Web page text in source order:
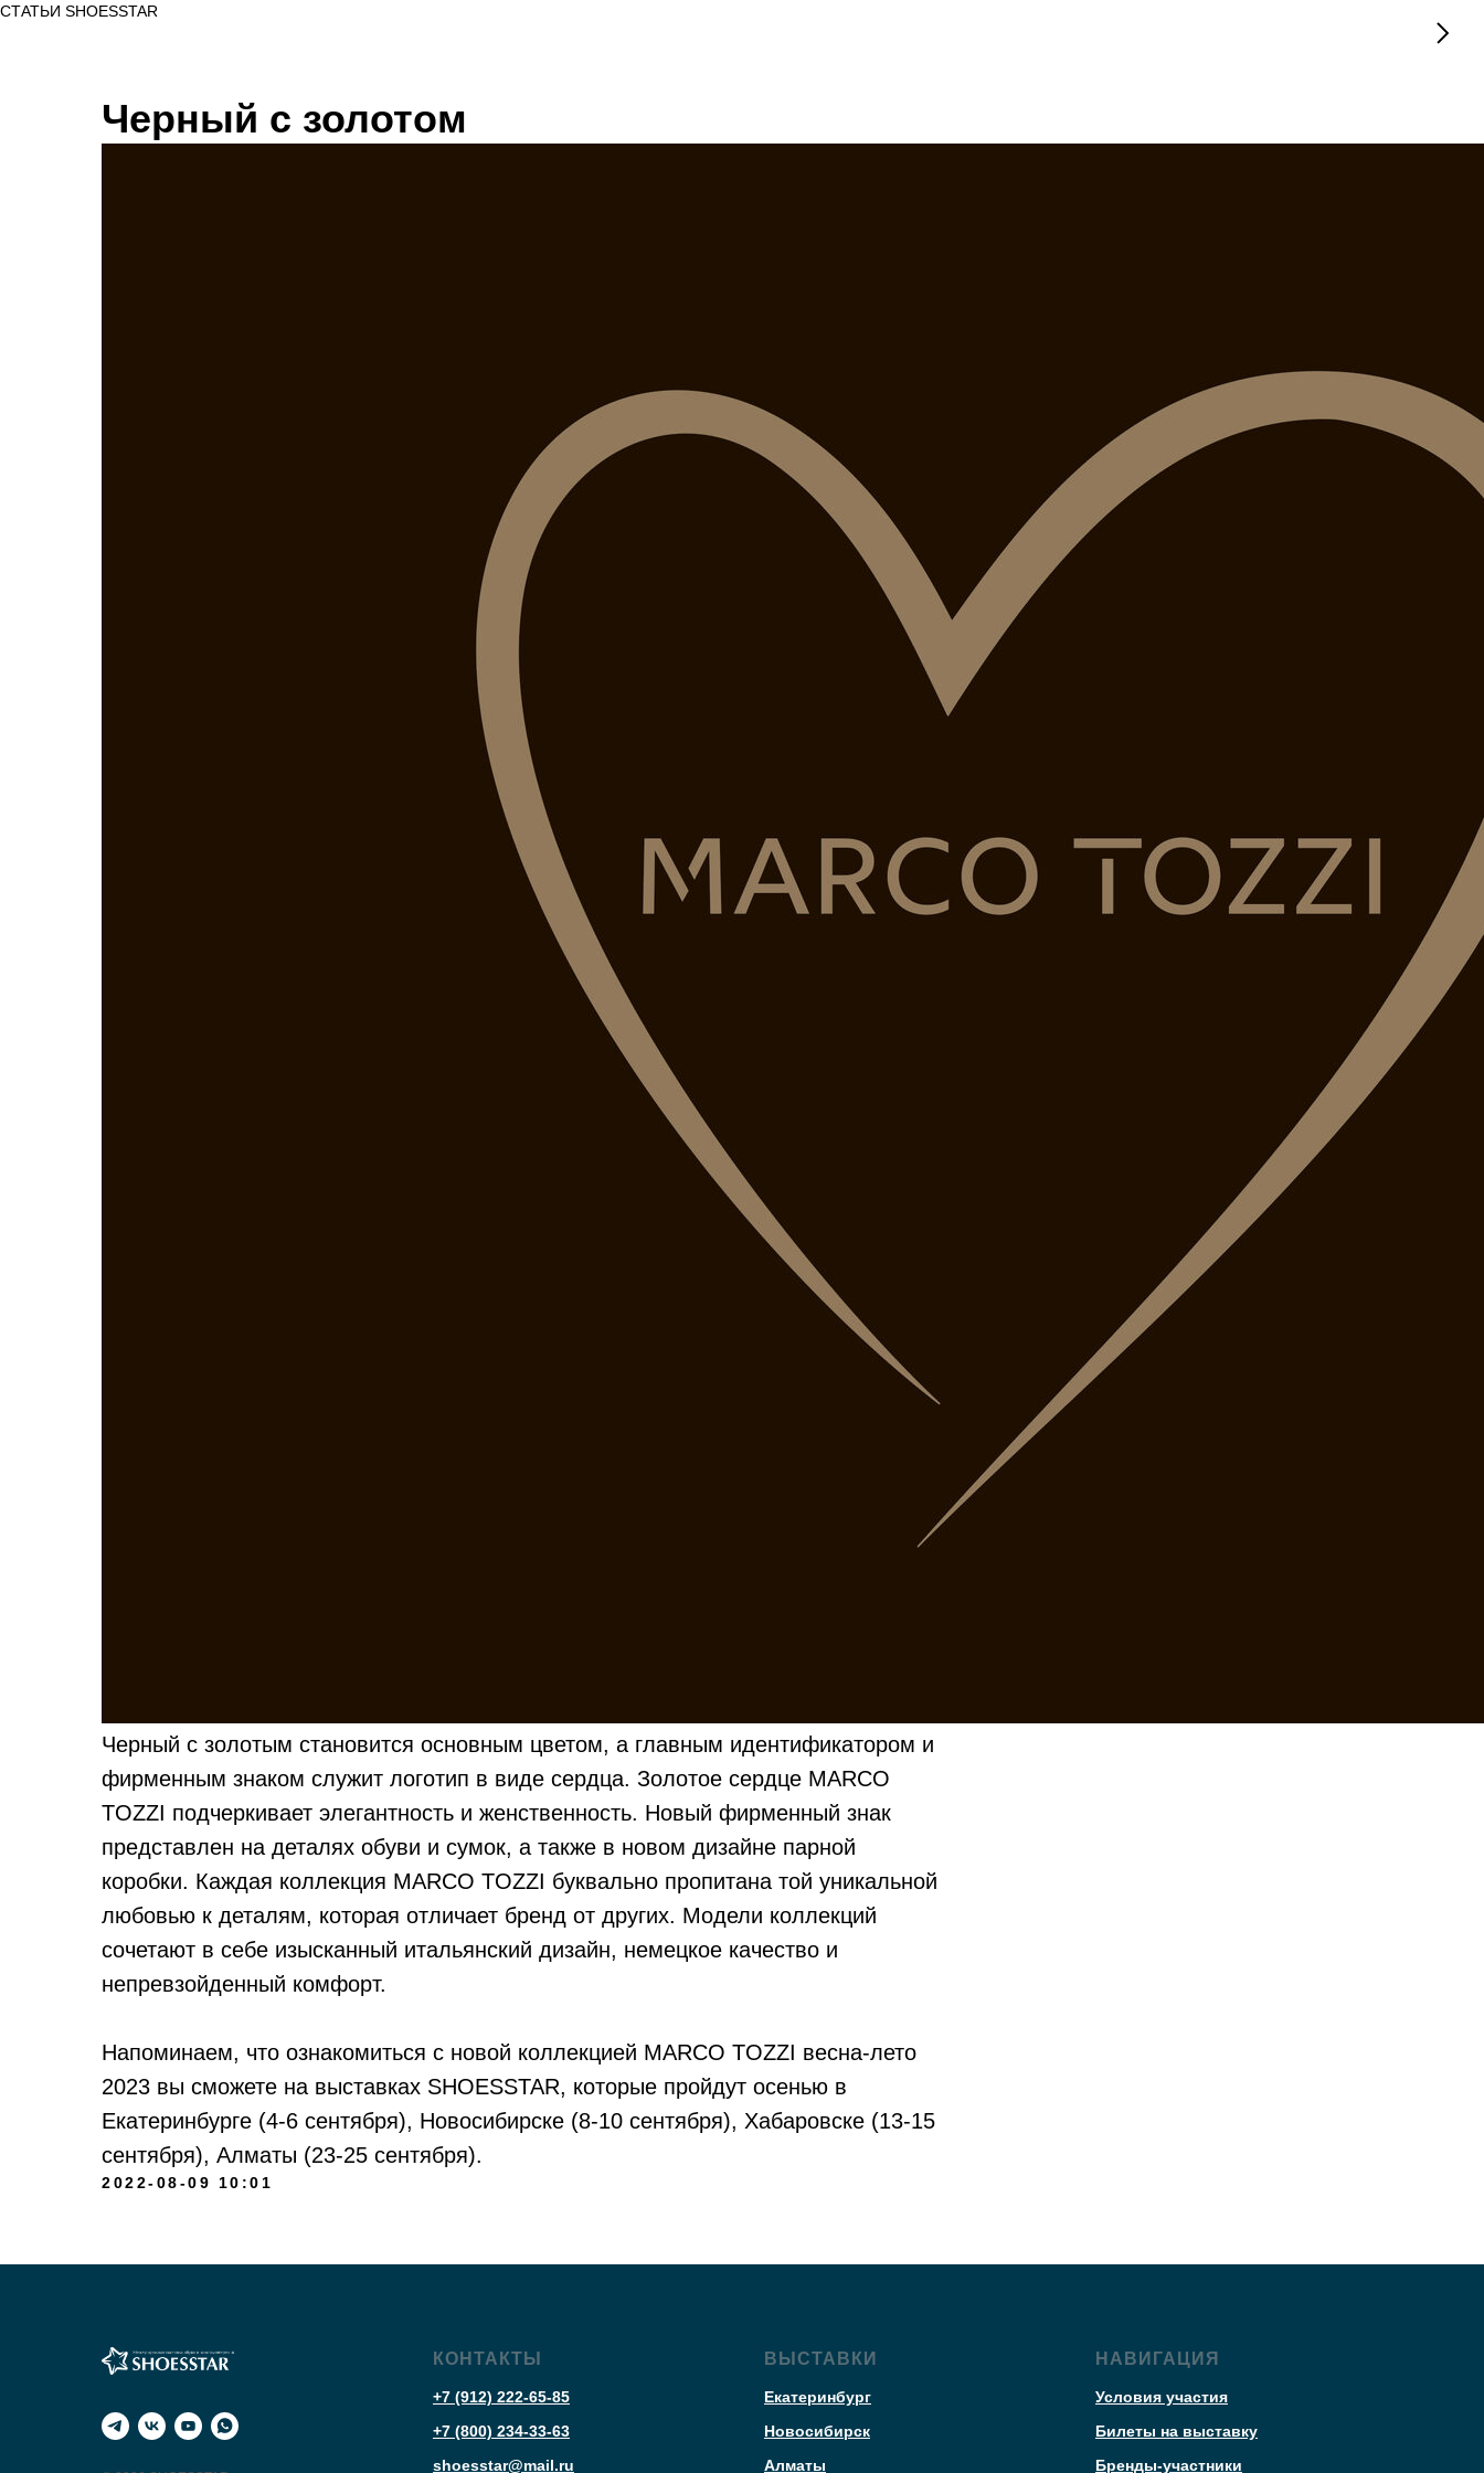
СТАТЬИ SHOESSTAR
Черный с золотом
Черный с золотым становится основным цветом, а главным идентификатором и
фирменным знаком служит логотип в виде сердца. Золотое сердце MARCO
TOZZI подчеркивает элегантность и женственность. Новый фирменный знак
представлен на деталях обуви и сумок, а также в новом дизайне парной
коробки. Каждая коллекция MARCO TOZZI буквально пропитана той уникальной
любовью к деталям, которая отличает бренд от других. Модели коллекций
сочетают в себе изысканный итальянский дизайн, немецкое качество и
непревзойденный комфорт.
Напоминаем, что ознакомиться с новой коллекцией MARCO TOZZI весна-лето
2023 вы сможете на выставках SHOESSTAR, которые пройдут осенью в
Екатеринбурге (4-6 сентября), Новосибирске (8-10 сентября), Хабаровске (13-15
сентября), Алматы (23-25 сентября).
2022-08-09 10:01
КОНТАКТЫ
+7 (912) 222-65-85
+7 (800) 234-33-63
shoesstar@mail.ru
ВЫСТАВКИ
Екатеринбург
Новосибирск
Алматы
НАВИГАЦИЯ
Условия участия
Билеты на выставку
Бренды-участники